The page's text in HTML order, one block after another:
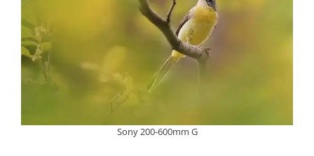
Sony 200-600mm G